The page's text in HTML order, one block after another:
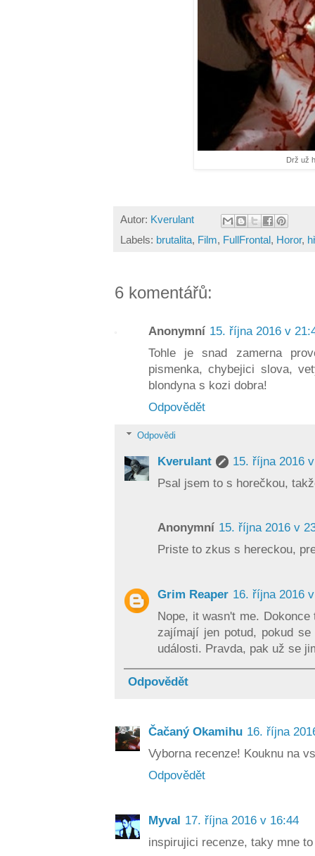
Drž už
Autor: Kverulant
Labels: brutalita, Film, FullFrontal, Horor,
6 komentářů:
Anonymní 15. října 2016 v
Tohle je snad zamerna
pismenka, chybejici slova,
blondyna s kozi dobra!
Odpovědět
Odpovědi
Kverulant
15. října 2016
Psal jsem to s horečkou,
Anonymní 15. října 2016 v
Priste to zkus s hereckou,
Grim Reaper 16. října 2016
Nope, it wasn't me.
zajímají jen potud, pokud
události. Pravda, pak už se
Odpovědět
Čačaný Okamihu 16. října
Vyborna recenze! Kouknu na
Odpovědět
Myval 17. října 2016 v 16:44
inspirujici recenze, taky mne